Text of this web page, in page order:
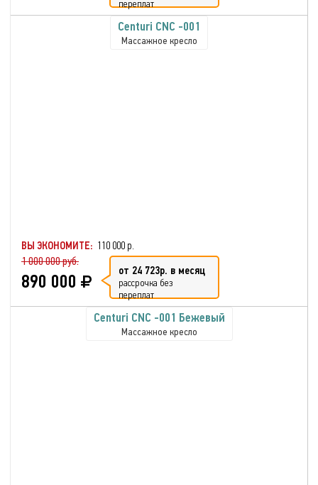
переплат
Centuri CNC -001
Массажное кресло
ВЫ ЭКОНОМИТЕ: 110 000 р.
1 000 000 руб.
890 000 от 24 723р. в месяц
рассрочка без
переплат
Centuri CNC -001 Бежевый
Массажное кресло